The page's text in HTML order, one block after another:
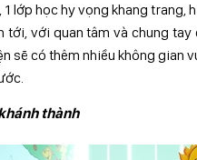
lớp học hy vọng khang trang,
với quan tâm và chung tay
sẽ có thêm nhiều không gian
thành